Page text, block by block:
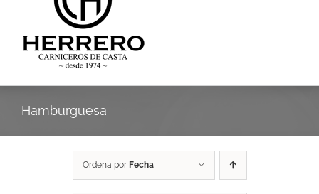
Hamburguesa
Ordena por Fecha